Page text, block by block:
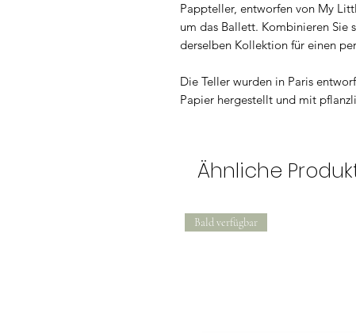
Ähnliche
Bald verfügbar
Pappteller, entworfen von My
um das Ballett. Kombinieren Sie
derselben Kollektion für einen
Die Teller wurden in Paris
Papier hergestellt und mit